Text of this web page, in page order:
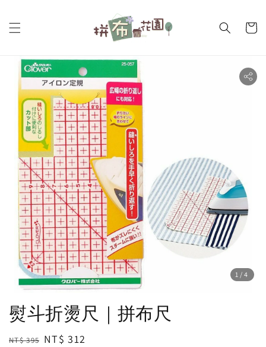
1 /4
熨斗折燙尺｜拼布尺
Regular
NT$ 395 Sale
NT$ 312